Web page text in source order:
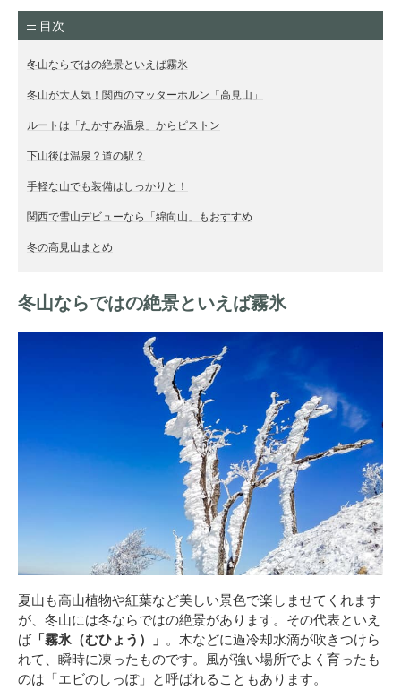
目次
冬山ならではの絶景といえば霧氷
冬山が大人気！関西のマッターホルン「高見山」
ルートは「たかすみ温泉」からピストン
下山後は温泉？道の駅？
手軽な山でも装備はしっかりと！
関西で雪山デビューなら「綿向山」もおすすめ
冬の高見山まとめ
冬山ならではの絶景といえば霧氷
夏山も高山植物や紅葉など美しい景色で楽しませてくれます
が、冬山には冬ならではの絶景があります。その代表といえ
ば「霧氷（むひょう）」 。木などに過冷却水滴が吹きつけら
れて、瞬時に凍ったものです。風が強い場所でよく育ったも
のは「エビのしっぽ」と呼ばれることもあります。